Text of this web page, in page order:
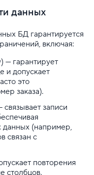
данных
БД гарантируется
включая:
— гарантирует
и допускает
это
заказа).
записи
данных (например,
связан с
повторения
столбцов.